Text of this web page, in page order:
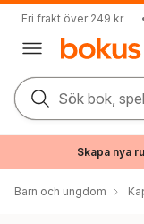
Fri frakt över 249 kr
Sök bok,
Skapa nya
Barn och ungdom